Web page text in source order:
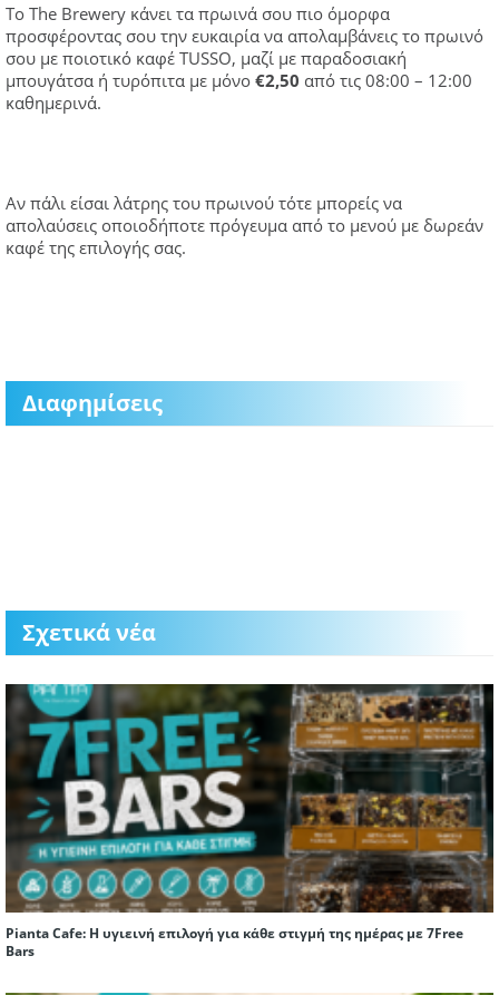
Το The Brewery κάνει τα πρωινά σου πιο όμορφα
προσφέροντας σου την ευκαιρία να απολαμβάνεις το πρωινό
σου με ποιοτικό καφέ TUSSO, μαζί με παραδοσιακή
μπουγάτσα ή τυρόπιτα με μόνο €2,50 από τις 08:00 – 12:00
καθημερινά.
Αν πάλι είσαι λάτρης του πρωινού τότε μπορείς να
απολαύσεις οποιοδήποτε πρόγευμα από το μενού με δωρεάν
καφέ της επιλογής σας.
Διαφημίσεις
Σχετικά νέα
Pianta Cafe: Η υγιεινή επιλογή για κάθε στιγμή της ημέρας με 7Free
Bars